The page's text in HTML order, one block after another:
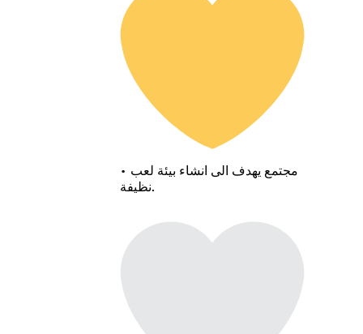
• مجتمع يهدف الى انشاء بيئة لعب
نظيفة.